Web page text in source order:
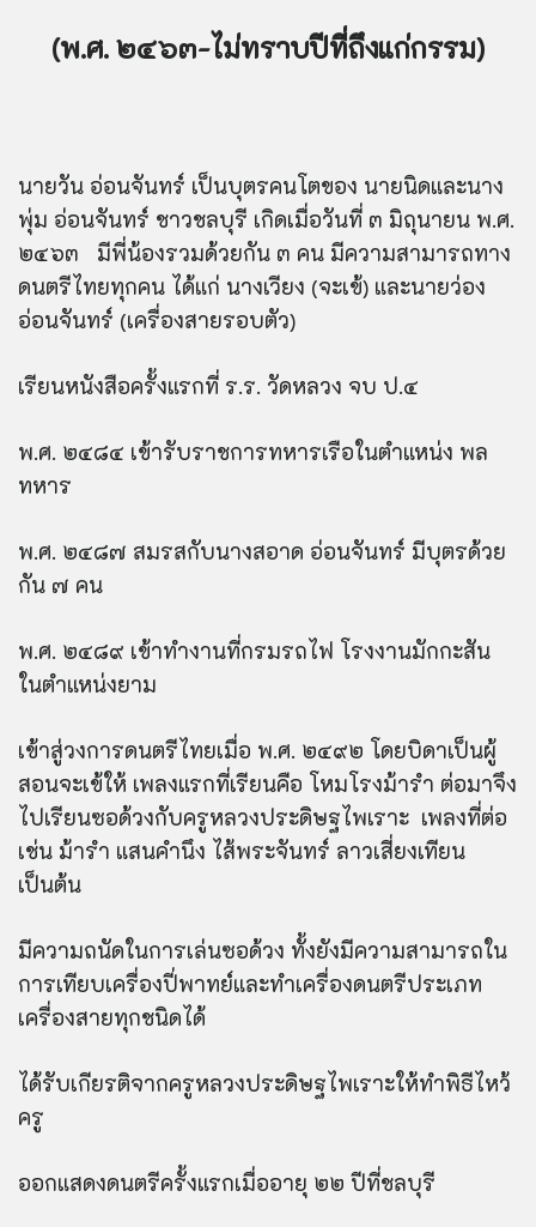
(พ.ศ. ๒๔๖๓-ไม่ทราบปีที่ถึงแก่กรรม)
นายวัน อ่อนจันทร์ เป็นบุตรคนโตของ นายนิดและนาง
พุ่ม อ่อนจันทร์ ชาวชลบุรี เกิดเมื่อวันที่ ๓ มิถุนายน พ.ศ.
๒๔๖๓ มีพี่น้องรวมด้วยกัน ๓ คน มีความสามารถทาง
ดนตรีไทยทุกคน ได้แก่ นางเวียง (จะเข้) และนายว่อง
อ่อนจันทร์ (เครื่องสายรอบตัว)
เรียนหนังสือครั้งแรกที่ ร.ร. วัดหลวง จบ ป.๔
พ.ศ. ๒๔๘๔ เข้ารับราชการทหารเรือในตำแหน่ง พล
ทหาร
พ.ศ. ๒๔๘๗ สมรสกับนางสอาด อ่อนจันทร์ มีบุตรด้วย
กัน ๗ คน
พ.ศ. ๒๔๘๙ เข้าทำงานที่กรมรถไฟ โรงงานมักกะสัน
ในตำแหน่งยาม
เข้าสู่วงการดนตรีไทยเมื่อ พ.ศ. ๒๔๙๒ โดยบิดาเป็นผู้
สอนจะเข้ให้ เพลงแรกที่เรียนคือ โหมโรงม้ารำ ต่อมาจึง
ไปเรียนซอด้วงกับครูหลวงประดิษฐไพเราะ เพลงที่ต่อ
เช่น ม้ารำ แสนคำนึง ไส้พระจันทร์ ลาวเสี่ยงเทียน
เป็นต้น
มีความถนัดในการเล่นซอด้วง ทั้งยังมีความสามารถใน
การเทียบเครื่องปี่พาทย์และทำเครื่องดนตรีประเภท
เครื่องสายทุกชนิดได้
ได้รับเกียรติจากครูหลวงประดิษฐไพเราะให้ทำพิธีไหว้
ครู
ออกแสดงดนตรีครั้งแรกเมื่ออายุ ๒๒ ปีที่ชลบุรี